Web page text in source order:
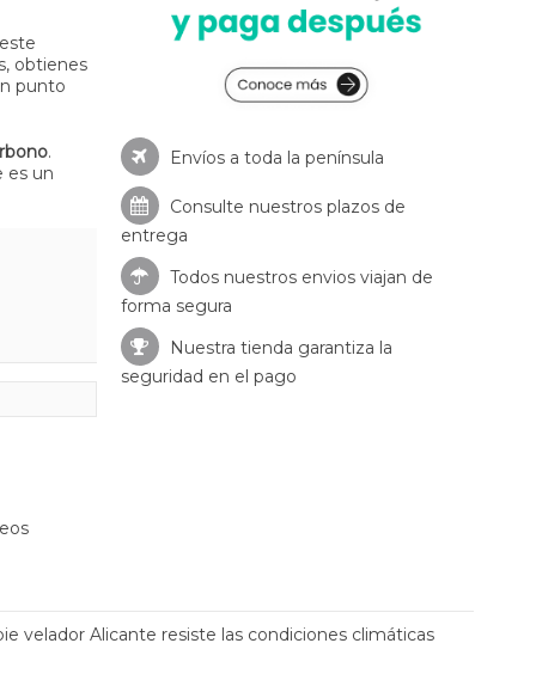
obtienes
punto
.
es un
Envíos a toda la península
Consulte nuestros plazos de
entrega
Todos nuestros envios viajan de
forma segura
Nuestra tienda garantiza la
seguridad en el pago
velador Alicante resiste las condiciones climáticas